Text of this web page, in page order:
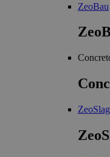
ZeoBau
ZeoSlag